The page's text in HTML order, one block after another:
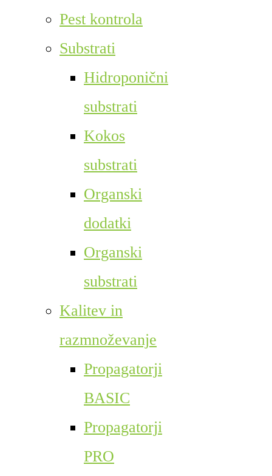
Pest kontrola
Substrati
Hidroponični
substrati
Kokos
substrati
Organski
dodatki
Organski
substrati
Kalitev in
razmnoževanje
Propagatorji
BASIC
Propagatorji
PRO